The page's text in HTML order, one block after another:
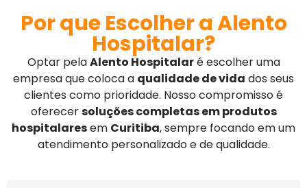
Por que Escolher a Alento
Hospitalar?
Optar pelaAlento Hospitalaré escolher uma
empresa que coloca a qualidade de vida dos seus
clientes como prioridade. Nosso compromisso é
oferecersoluções completas em produtos
hospitalaresem Curitiba, sempre focando em um
atendimento personalizado e de qualidade.